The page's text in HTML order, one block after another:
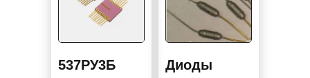
537РУ3Б
Диоды